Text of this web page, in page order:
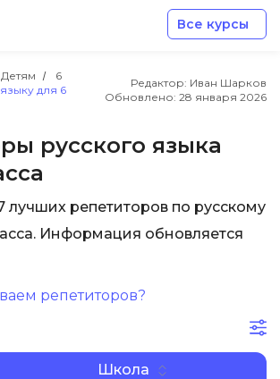
Все курсы
Детям
6
для 6
Редактор: Иван Шарков
Обновлено: 28 января 2026
русского языка
лучших репетиторов по русскому
Информация обновляется
репетиторов?
Школа